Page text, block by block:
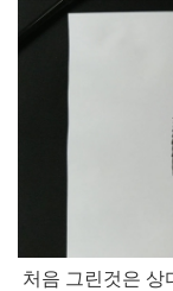
처음 그린것은 상